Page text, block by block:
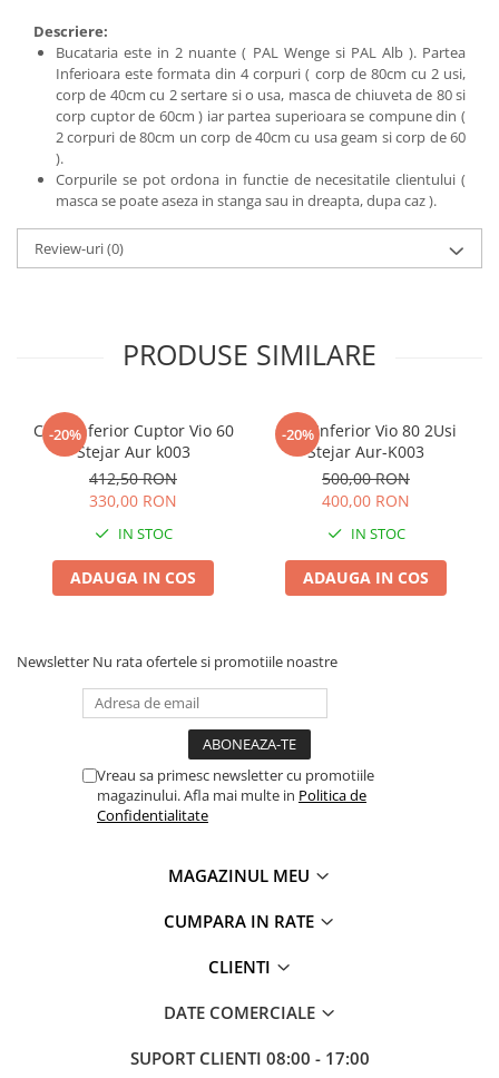
Descriere:
Bucataria este in 2 nuante ( PAL Wenge si PAL Alb ). Partea
Inferioara este formata din 4 corpuri ( corp de 80cm cu 2 usi,
corp de 40cm cu 2 sertare si o usa, masca de chiuveta de 80 si
corp cuptor de 60cm ) iar partea superioara se compune din (
2 corpuri de 80cm un corp de 40cm cu usa geam si corp de 60
).
Corpurile se pot ordona in functie de necesitatile clientului (
masca se poate aseza in stanga sau in dreapta, dupa caz ).
Review-uri(0)
PRODUSE SIMILARE
-20%
Corp Inferior Cuptor Vio 60
Stejar Aur k003
412,50 RON
330,00 RON
IN STOC
ADAUGA IN COS
-20%
Corp Inferior Vio 80 2Usi
Stejar Aur-K003
500,00 RON
400,00 RON
IN STOC
ADAUGA IN COS
Newsletter Nu rata ofertele si promotiile noastre
Vreau sa primesc newsletter cu promotiile
magazinului. Afla mai multe in Politica de
Confidentialitate
MAGAZINUL MEU
CUMPARA IN RATE
CLIENTI
DATE COMERCIALE
SUPORT CLIENTI 08:00 - 17:00